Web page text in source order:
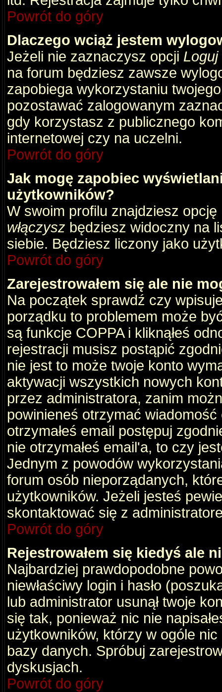
Powrót do góry
Dlaczego wciąż jestem
Jeżeli nie zaznaczysz opcji
na forum będziesz zawsze
zapobiega wykorzystaniu
pozostawać zalogowanym
gdy korzystasz z publicznego
internetowej czy na uczelni.
Powrót do góry
Jak mogę zapobiec
użytkowników?
W swoim profilu znajdziesz opcję
włączysz będziesz widoczny na
siebie. Będziesz liczony jako
Powrót do góry
Zarejestrowałem się ale nie
Na początek sprawdź czy
porządku to problemem może
są funkcje COPPA i kliknąłeś
rejestracji musisz postąpić
nie jest to może twoje konto
aktywacji wszystkich nowych
przez administratora, zanim
powinieneś otrzymać
otrzymałeś email postępuj
nie otrzymałeś email'a, to czy
Jednym z powodów
forum osób nieporządanych,
użytkowników. Jeżeli jesteś
skontaktować się z
Powrót do góry
Rejestrowałem się kiedyś ale
Najbardziej prawdopodobne
niewłaściwy login i hasło
lub administrator usunął twoje
się tak, ponieważ nic nie
użytkowników, którzy w ogóle
bazy danych. Spróbuj
dyskusjach.
Powrót do góry